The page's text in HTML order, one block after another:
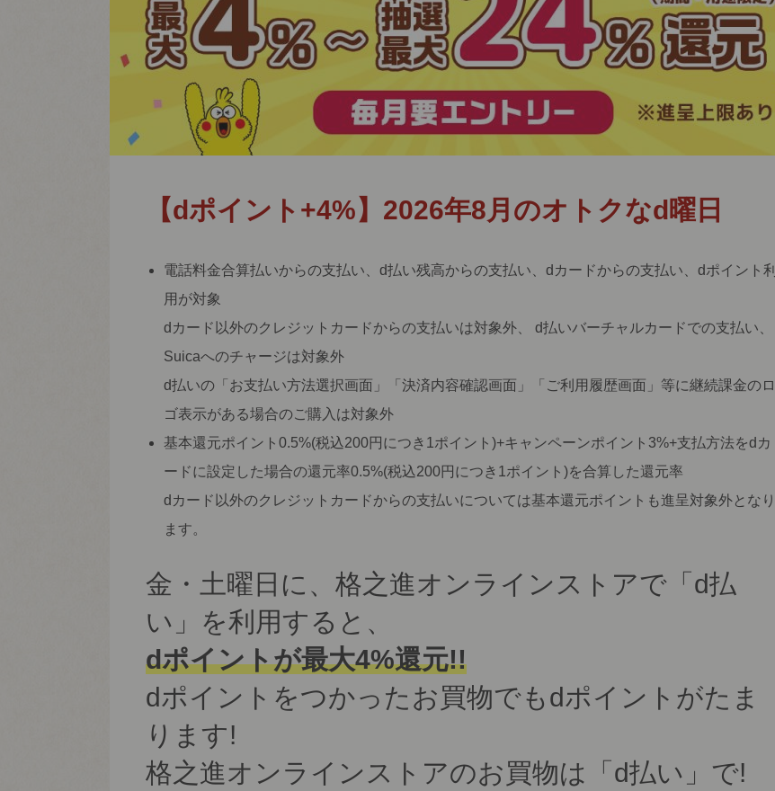
【dポイント+4%】2026年8月のオトクなd曜日
電話料金合算払いからの支払い、d払い残高からの支払い、dカードからの支払い、dポイント利
用が対象
dカード以外のクレジットカードからの支払いは対象外、 d払いバーチャルカードでの支払い、
Suicaへのチャージは対象外
d払いの「お支払い方法選択画面」「決済内容確認画面」「ご利用履歴画面」等に継続課金のロ
ゴ表示がある場合のご購入は対象外
基本還元ポイント0.5%(税込200円につき1ポイント)+キャンペーンポイント3%+支払方法をdカ
ードに設定した場合の還元率0.5%(税込200円につき1ポイント)を合算した還元率
dカード以外のクレジットカードからの支払いについては基本還元ポイントも進呈対象外となり
ます。
金・土曜日に、格之進オンラインストアで「d払
い」を利用すると、
dポイントが最大4%還元!!
dポイントをつかったお買物でもdポイントがたま
ります!
格之進オンラインストアのお買物は「d払い」で!